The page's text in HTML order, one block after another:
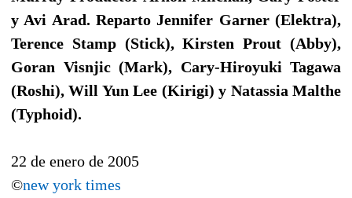
y Avi Arad. Reparto Jennifer Garner (Elektra),
Terence Stamp (Stick), Kirsten Prout (Abby),
Goran Visnjic (Mark), Cary-Hiroyuki Tagawa
(Roshi), Will Yun Lee (Kirigi) y Natassia Malthe
(Typhoid).
22 de enero de 2005
©new york times